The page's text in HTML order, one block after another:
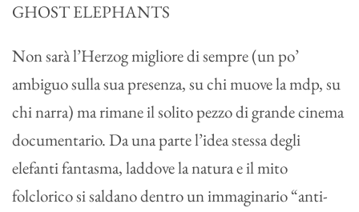
GHOST ELEPHANTS
Non sarà l’Herzog migliore di sempre (un po’
ambiguo sulla sua presenza, su chi muove la mdp, su
chi narra) ma rimane il solito pezzo di grande cinema
documentario. Da una parte l’idea stessa degli
elefanti fantasma, laddove la natura e il mito
folclorico si saldano dentro un immaginario “anti-